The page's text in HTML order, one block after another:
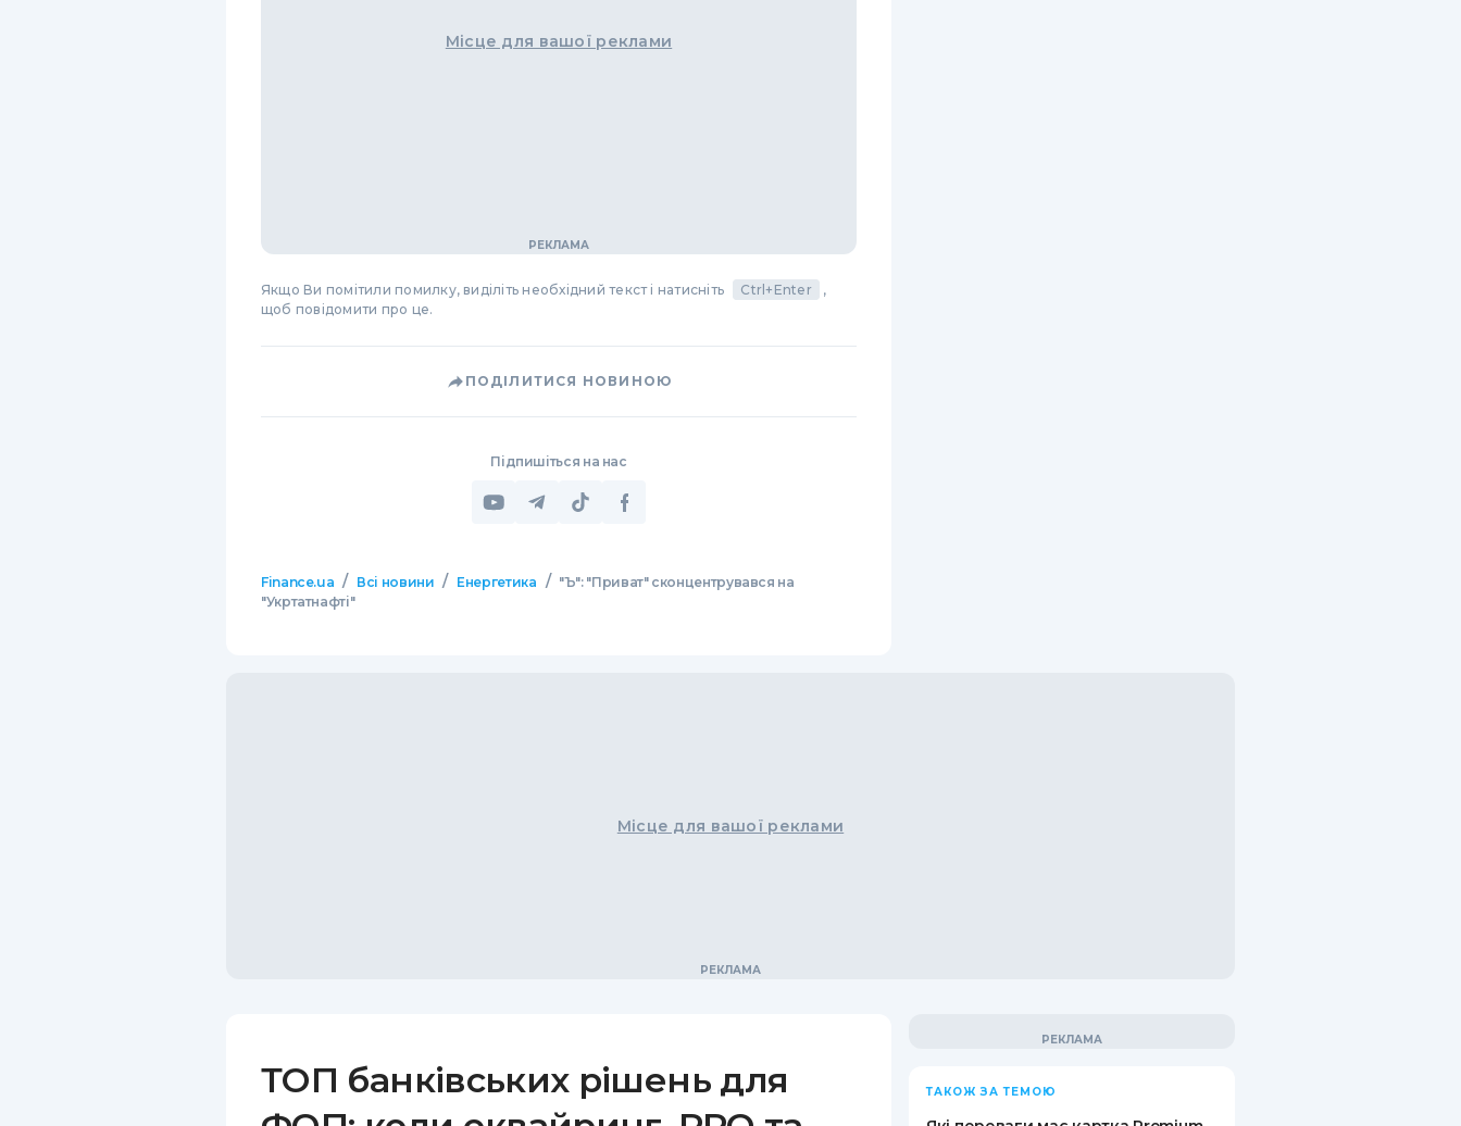
Місце для вашої реклами
Якщо Ви помітили помилку, виділіть необхідний текст і натисніть Ctrl+Enter
,
щоб повідомити про це.
ПОДІЛИТИСЯ НОВИНОЮ
Підпишіться на нас
Finance.ua / Всі новини / Енергетика / "Ъ": "Приват" сконцентрувався на
"Укртатнафті"
Місце для вашої реклами
ТОП банківських рішень для
ТАКОЖ ЗА ТЕМОЮ